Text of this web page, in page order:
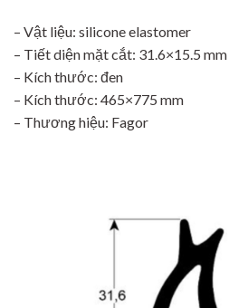
– Vật liệu: silicone elastomer
– Tiết diện mặt cắt: 31.6×15.5 mm
– Kích thước: đen
– Kích thước: 465×775 mm
– Thương hiệu: Fagor